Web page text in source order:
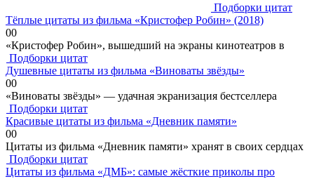
Подборки цитат
Тёплые цитаты из фильма «Кристофер Робин» (2018)
00
«Кристофер Робин», вышедший на экраны кинотеатров в
Подборки цитат
Душевные цитаты из фильма «Виноваты звёзды»
00
«Виноваты звёзды» — удачная экранизация бестселлера
Подборки цитат
Красивые цитаты из фильма «Дневник памяти»
00
Цитаты из фильма «Дневник памяти» хранят в своих сердцах
Подборки цитат
Цитаты из фильма «ДМБ»: самые жёсткие приколы про